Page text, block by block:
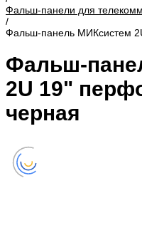
Фальш-панели для
/
Фальш-панель МИКсистем
Фальш-
2U 19"
черная